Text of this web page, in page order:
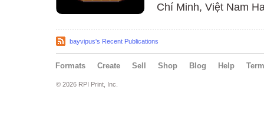
Chí Minh, Việt Nam
bayvipus's Recent Publications
Formats Create Sell Shop Blog Help
© 2026 RPI Print, Inc.